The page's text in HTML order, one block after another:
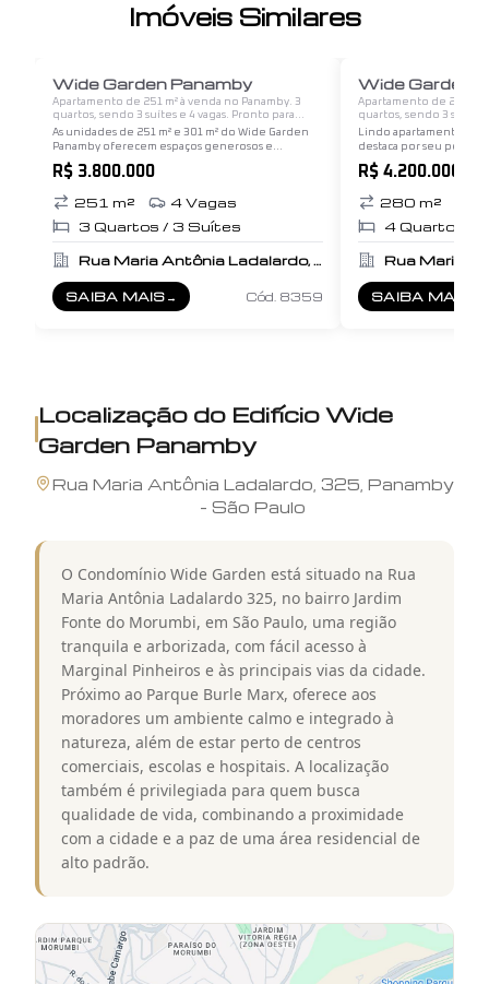
Imóveis Similares
Wide Garden Panamby
Apartamento de 251 m² à venda no Panamby. 3
quartos, sendo 3 suítes e 4 vagas. Pronto para
morar.
As unidades de 251 m² e 301 m² do Wide Garden
Panamby oferecem espaços generosos e
confortáveis, projetados para proporcionar uma
experiência de moradia de alto padrão. Aqui está
R$ 3.800.000
251 m² 4Vagas
3 Quartos / 3 Suítes
Rua Maria Antônia Ladalardo, 325
SAIBA MAIS
SOBREWIDE GARDEN PANAMBY
→ Cód. 8359
Wide Garden
Apartamento de 280 m²
quartos, sendo 3 suítes
morar.
Lindo apartamento de
destaca por seu pé
proporcionando um
vista permanente e
R$ 4.200.000
280 m²
4Quartos /
SAIBA MAIS
SOBREWIDE
Localização do Edifício Wide
Garden Panamby
Rua Maria Antônia Ladalardo 325 Panamby
- São Paulo
O Condomínio Wide Garden está situado na Rua
Maria Antônia Ladalardo 325, no bairro Jardim
Fonte do Morumbi, em São Paulo, uma região
tranquila e arborizada, com fácil acesso à
Marginal Pinheiros e às principais vias da cidade.
Próximo ao Parque Burle Marx, oferece aos
moradores um ambiente calmo e integrado à
natureza, além de estar perto de centros
comerciais, escolas e hospitais. A localização
também é privilegiada para quem busca
qualidade de vida, combinando a proximidade
com a cidade e a paz de uma área residencial de
alto padrão.